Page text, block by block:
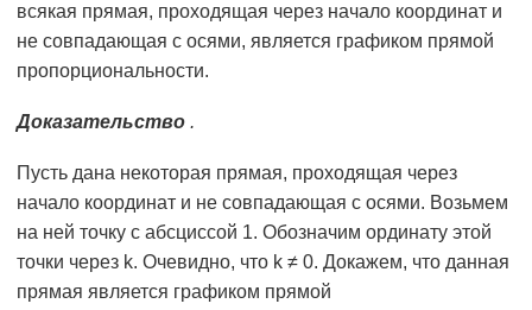
всякая прямая, проходящая через начало координат и
не совпадающая с осями, является графиком прямой
пропорциональности.
Доказательство .
Пусть дана некоторая прямая, проходящая через
начало координат и не совпадающая с осями. Возьмем
на ней точку с абсциссой 1. Обозначим ординату этой
точки через k. Очевидно, что k ≠ 0. Докажем, что данная
прямая является графиком прямой